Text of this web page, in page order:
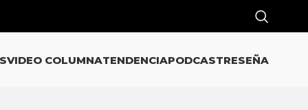
VIDEO COLUMNATENDENCIAPODCASTRESEÑA